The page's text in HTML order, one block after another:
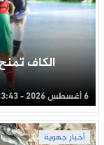
الكاف
6 أغسطس 2026 - 23:43
أخبار جهوية